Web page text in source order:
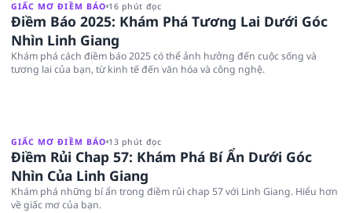
GIẤC MƠ ĐIỀM BÁO 16 phút đọc
Điềm Báo 2025: Khám Phá Tương Lai Dưới Góc
Nhìn Linh Giang
Khám phá cách điềm báo 2025 có thể ảnh hưởng đến cuộc sống và
tương lai của bạn, từ kinh tế đến văn hóa và công nghệ.
GIẤC MƠ ĐIỀM BÁO 13 phút đọc
Điềm Rủi Chap 57: Khám Phá Bí Ẩn Dưới Góc
Nhìn Của Linh Giang
Khám phá những bí ẩn trong điềm rủi chap 57 với Linh Giang. Hiểu hơn
về giấc mơ của bạn.